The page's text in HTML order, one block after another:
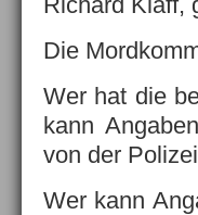
Die
Wer hat die
kann
von der
Wer kann